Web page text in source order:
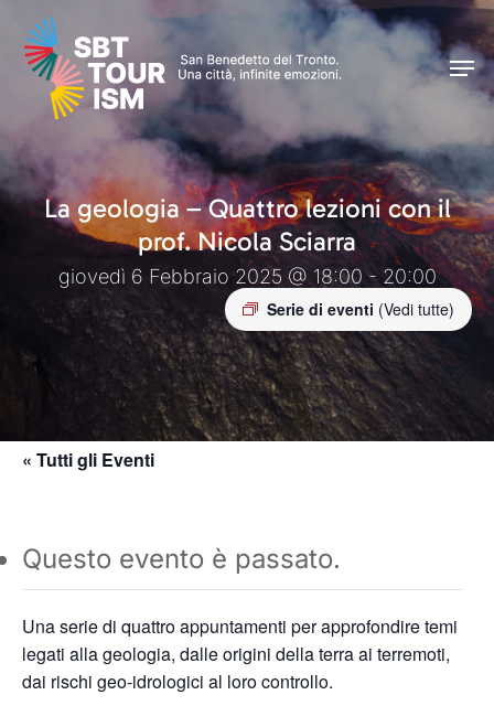
Skip
main
content
La geologia – Quattro lezioni con il
prof. Nicola Sciarra
giovedì 6 Febbraio 2025 @ 18:00 - 20:00
Serie di eventi (Vedi tutte)
« Tutti gli Eventi
Questo evento è passato.
Una serie di quattro appuntamenti per approfondire temi
legati alla geologia, dalle origini della terra ai terremoti,
dai rischi geo-idrologici al loro controllo.